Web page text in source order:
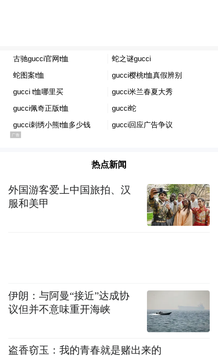
安全筑牢坚实防线。（供稿：漯河市分行 王
靖华）
“特别声明：以上作品内容(包括在内的视频、图片或音
频)为凤凰网旗下自媒体平台“大风号”用户上传并发
布，本平台仅提供信息存储空间服务。
pictures and audios if any) is uploaded and posted
by the user of Dafeng Hao, which is a social media
space services.”
热点新闻
外国游客爱上中国旅拍、汉
服和美甲
伊朗：与阿曼“接近”达成协
议但并不意味重开海峡
盗香窃玉：我的青春就是赌出来的